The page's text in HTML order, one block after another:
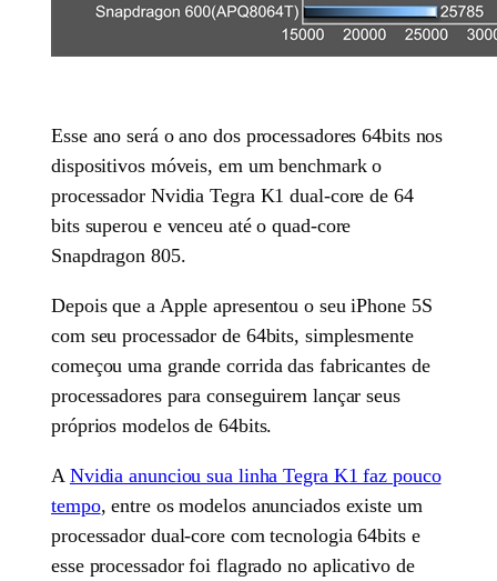
Esse ano será o ano dos processadores 64bits nos
dispositivos móveis, em um benchmark o
processador Nvidia Tegra K1 dual-core de 64
bits superou e venceu até o quad-core
Snapdragon 805.
Depois que a Apple apresentou o seu iPhone 5S
com seu processador de 64bits, simplesmente
começou uma grande corrida das fabricantes de
processadores para conseguirem lançar seus
próprios modelos de 64bits.
A Nvidia anunciou sua linha Tegra K1 faz pouco
tempo, entre os modelos anunciados existe um
processador dual-core com tecnologia 64bits e
esse processador foi flagrado no aplicativo de